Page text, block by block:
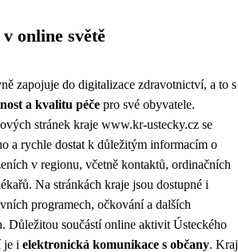
online světě
zapojuje do digitalizace zdravotnictví, a to s
a kvalitu péče pro své obyvatele.
stránek kraje www.kr-ustecky.cz se
a rychle dostat k důležitým informacím o
v regionu, včetně kontaktů, ordinačních
Na stránkách kraje jsou dostupné i
programech, očkování a dalších
Důležitou součástí online aktivit Ústeckého
je i elektronická komunikace s občany. Kraj